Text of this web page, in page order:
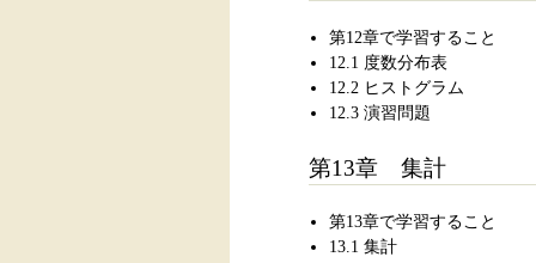
第12章で学習すること
12.1 度数分布表
12.2 ヒストグラム
12.3 演習問題
第13章 集計
第13章で学習すること
13.1 集計